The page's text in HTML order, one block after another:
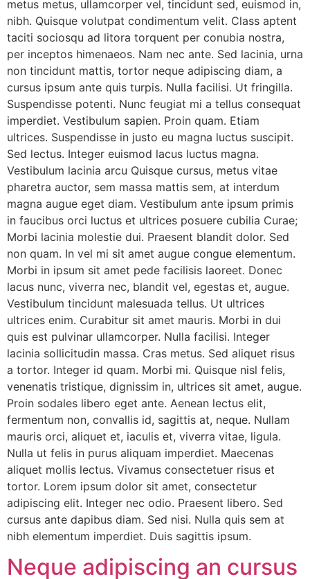
metus metus, ullamcorper vel, tincidunt sed, euismod in,
nibh. Quisque volutpat condimentum velit. Class aptent
taciti sociosqu ad litora torquent per conubia nostra,
per inceptos himenaeos. Nam nec ante. Sed lacinia, urna
non tincidunt mattis, tortor neque adipiscing diam, a
cursus ipsum ante quis turpis. Nulla facilisi. Ut fringilla.
Suspendisse potenti. Nunc feugiat mi a tellus consequat
imperdiet. Vestibulum sapien. Proin quam. Etiam
ultrices. Suspendisse in justo eu magna luctus suscipit.
Sed lectus. Integer euismod lacus luctus magna.
Vestibulum lacinia arcu Quisque cursus, metus vitae
pharetra auctor, sem massa mattis sem, at interdum
magna augue eget diam. Vestibulum ante ipsum primis
in faucibus orci luctus et ultrices posuere cubilia Curae;
Morbi lacinia molestie dui. Praesent blandit dolor. Sed
non quam. In vel mi sit amet augue congue elementum.
Morbi in ipsum sit amet pede facilisis laoreet. Donec
lacus nunc, viverra nec, blandit vel, egestas et, augue.
Vestibulum tincidunt malesuada tellus. Ut ultrices
ultrices enim. Curabitur sit amet mauris. Morbi in dui
quis est pulvinar ullamcorper. Nulla facilisi. Integer
lacinia sollicitudin massa. Cras metus. Sed aliquet risus
a tortor. Integer id quam. Morbi mi. Quisque nisl felis,
venenatis tristique, dignissim in, ultrices sit amet, augue.
Proin sodales libero eget ante. Aenean lectus elit,
fermentum non, convallis id, sagittis at, neque. Nullam
mauris orci, aliquet et, iaculis et, viverra vitae, ligula.
Nulla ut felis in purus aliquam imperdiet. Maecenas
aliquet mollis lectus. Vivamus consectetuer risus et
tortor. Lorem ipsum dolor sit amet, consectetur
adipiscing elit. Integer nec odio. Praesent libero. Sed
cursus ante dapibus diam. Sed nisi. Nulla quis sem at
nibh elementum imperdiet. Duis sagittis ipsum.
Neque adipiscing an cursus